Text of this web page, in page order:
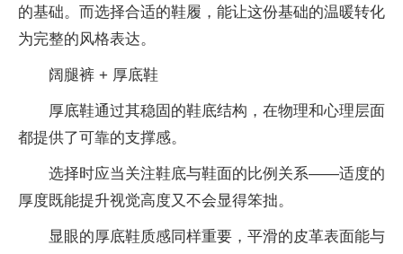
的基础。而选择合适的鞋履，能让这份基础的温暖转化
为完整的风格表达。
阔腿裤 + 厚底鞋
厚底鞋通过其稳固的鞋底结构，在物理和心理层面
都提供了可靠的支撑感。
选择时应当关注鞋底与鞋面的比例关系——适度的
厚度既能提升视觉高度又不会显得笨拙。
显眼的厚底鞋质感同样重要，平滑的皮革表面能与